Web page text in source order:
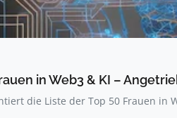
in Web3 & KI –
die Liste der Top 50 Frauen in